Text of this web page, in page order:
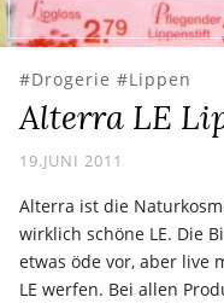
Drogerie Lippen
Alterra LE
19.JUNI 2011
Alterra ist die
wirklich schöne LE. Die
etwas öde vor, aber live
LE werfen. Bei allen